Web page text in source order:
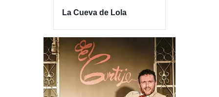
La Cueva de Lola